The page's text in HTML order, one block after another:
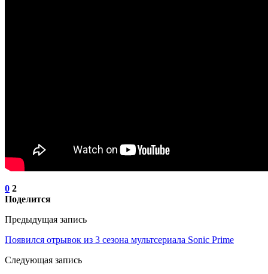
0 2
Поделится
Предыдущая запись
Появился отрывок из 3 сезона мультсериала Sonic Prime
Следующая запись